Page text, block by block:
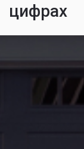
цифрах